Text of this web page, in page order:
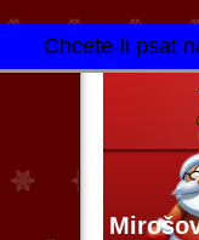
Chcete-li psat